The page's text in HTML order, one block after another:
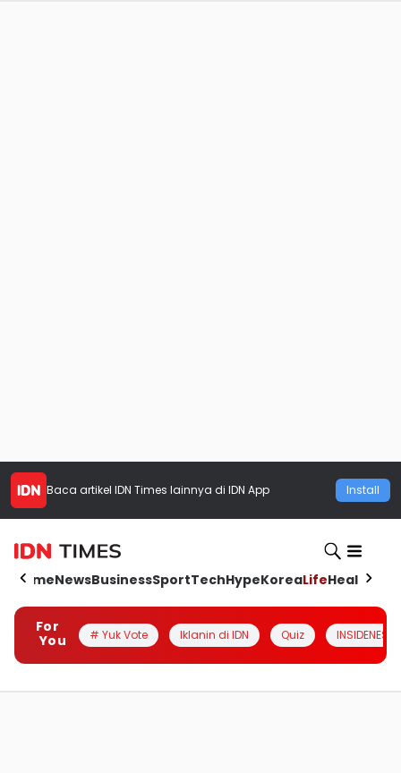
Baca artikel IDN Times lainnya di IDN App Install
HomeNewsBusinessSportTechHypeKoreaLifeHealth
For
You
# Yuk Vote Iklanin di IDN Quiz INSIDENESIA